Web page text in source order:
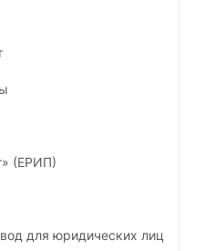
(ЕРИП)
для юридических лиц